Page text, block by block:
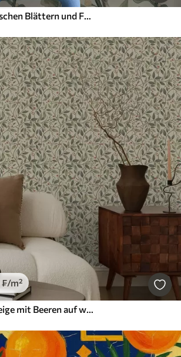
Tapeten Vögel zwischen Blättern und Früchten
₣/m²
Tapeten Olivenzweige mit Beeren auf warmem, hellem Hintergrund